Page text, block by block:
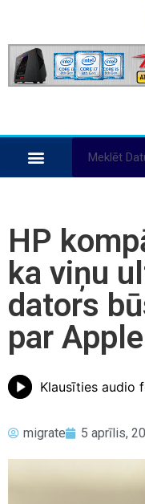
HP
ka viņu
dators
par
Klausīties audio
migrate 5 aprīlis,